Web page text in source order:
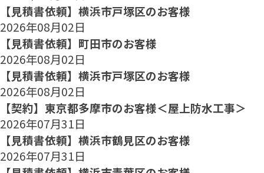
【見積書依頼】横浜市戸塚区のお客様
2026年08月02日
【見積書依頼】町田市のお客様
2026年08月02日
【見積書依頼】横浜市戸塚区のお客様
2026年08月02日
【契約】東京都多摩市のお客様＜屋上防水工事＞
2026年07月31日
【見積書依頼】横浜市鶴見区のお客様
2026年07月31日